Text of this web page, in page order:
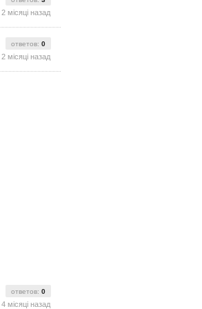
2 місяці назад
ответов: 0
2 місяці назад
ответов: 0
4 місяці назад